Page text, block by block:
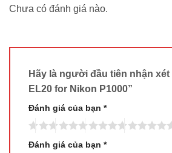
Chưa có đánh giá nào.
Hãy là người đầu tiên nhận xét
EL20 for Nikon P1000”
Đánh giá của bạn *
Đánh giá của bạn *